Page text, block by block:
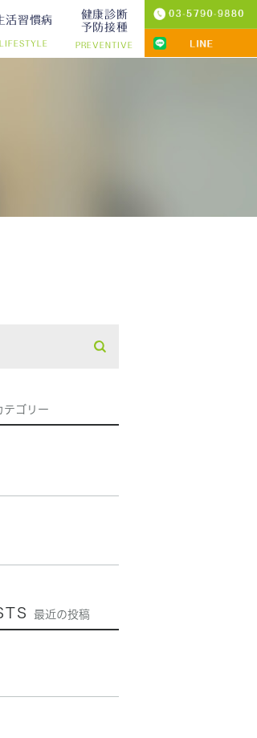
活習慣病
LIFESTYLE
健康診断
予防接種
PREVENTIVE
テゴリー
最近の投稿